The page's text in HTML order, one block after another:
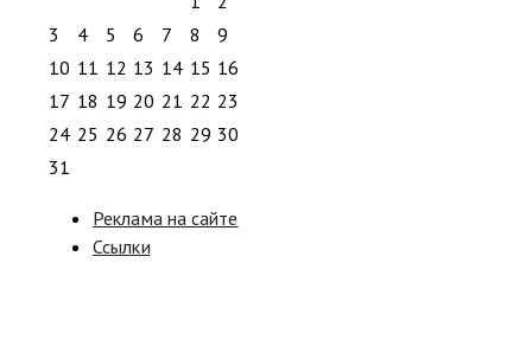
3
4 5 6 7 8
9
10 11 12 13 14 15 16
17 18 19 20 21 22 23
24 25 26 27 28 29 30
31
Реклама на сайте
Ссылки